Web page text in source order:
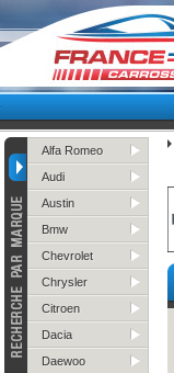
Alfa Romeo
Audi
Austin
Bmw
Chevrolet
Chrysler
Citroen
Dacia
Daewoo